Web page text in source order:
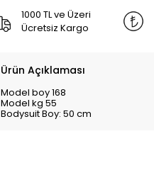
1000 TL ve Üzeri
Ücretsiz Kargo
Ürün Açıklaması
Model boy 168
Model kg 55
Bodysuit Boy: 50 cm